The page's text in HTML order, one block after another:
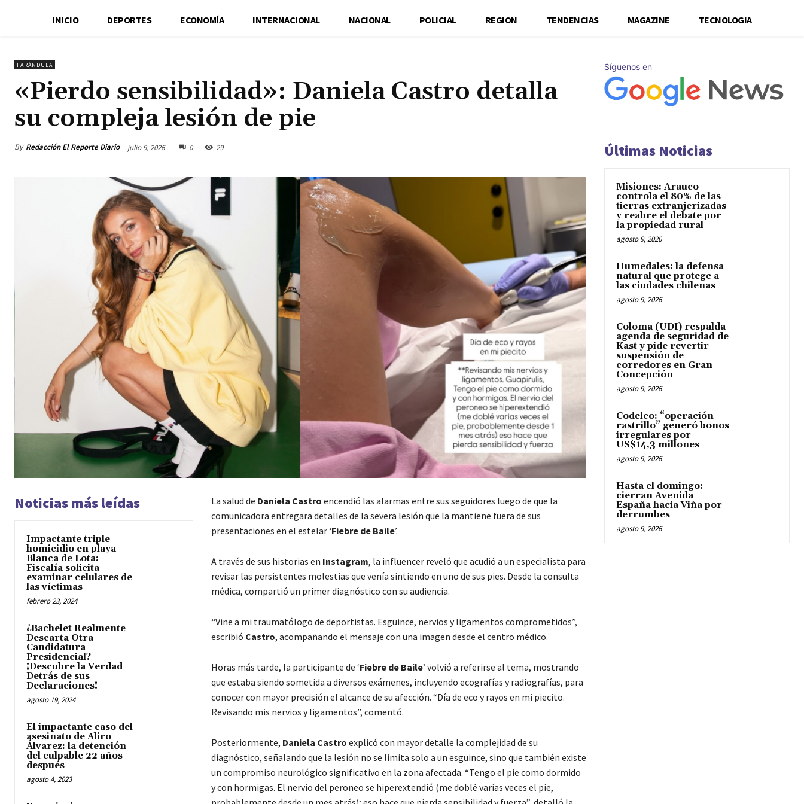
INICIO DEPORTES ECONOMÍA INTERNACIONAL NACIONAL POLICIAL REGION TENDENCIAS MAGAZINE TECNOLOGIA
FARÁNDULA
«Pierdo sensibilidad»: Daniela Castro detalla
su compleja lesión de pie
By Redacción El Reporte Diario julio 9, 2026 0 29
Noticias más leídas
Impactante triple
homicidio en playa
Blanca de Lota:
Fiscalía solicita
examinar celulares de
las víctimas
febrero 23, 2024
¿Bachelet Realmente
Descarta Otra
Candidatura
Presidencial?
¡Descubre la Verdad
Detrás de sus
Declaraciones!
agosto 19, 2024
El impactante caso del
asesinato de Aliro
Álvarez: la detención
del culpable 22 años
después
agosto 4, 2023
La salud de Daniela Castro encendió las alarmas entre sus seguidores luego de que la
comunicadora entregara detalles de la severa lesión que la mantiene fuera de sus
presentaciones en el estelar ‘Fiebre de Baile’.
A través de sus historias en Instagram, la influencer reveló que acudió a un especialista para
revisar las persistentes molestias que venía sintiendo en uno de sus pies. Desde la consulta
médica, compartió un primer diagnóstico con su audiencia.
“Vine a mi traumatólogo de deportistas. Esguince, nervios y ligamentos comprometidos”,
escribió Castro, acompañando el mensaje con una imagen desde el centro médico.
Horas más tarde, la participante de ‘Fiebre de Baile’ volvió a referirse al tema, mostrando
que estaba siendo sometida a diversos exámenes, incluyendo ecografías y radiografías, para
conocer con mayor precisión el alcance de su afección. “Día de eco y rayos en mi piecito.
Revisando mis nervios y ligamentos”, comentó.
Posteriormente, Daniela Castro explicó con mayor detalle la complejidad de su
diagnóstico, señalando que la lesión no se limita solo a un esguince, sino que también existe
un compromiso neurológico significativo en la zona afectada. “Tengo el pie como dormido
y con hormigas. El nervio del peroneo se hiperextendió (me doblé varias veces el pie,
Síguenos en
Últimas Noticias
Misiones: Arauco
controla el 80% de las
tierras extranjerizadas
y reabre el debate por
la propiedad rural
agosto 9, 2026
Humedales: la defensa
natural que protege a
las ciudades chilenas
agosto 9, 2026
Coloma (UDI) respalda
agenda de seguridad de
Kast y pide revertir
suspensión de
corredores en Gran
Concepción
agosto 9, 2026
Codelco: “operación
rastrillo” generó bonos
irregulares por
US$14,3 millones
agosto 9, 2026
Hasta el domingo:
cierran Avenida
España hacia Viña por
derrumbes
agosto 9, 2026